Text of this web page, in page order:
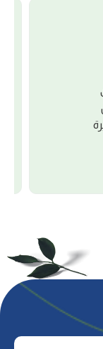
ﺳﺎرﻳﺔ أﺳﺒﻮﻋﻴﺎً وﻻ
ﻣﻊ ﺗﺴﻠﻴﻢ اﻟﺒﻀﺎﻋﺔ
ﻋﻠﻰ أﻓﻀﻞ ﺳﻌﺮ